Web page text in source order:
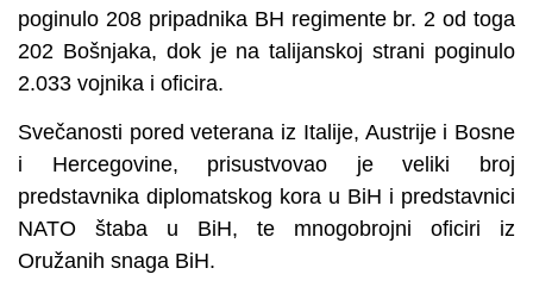
poginulo 208 pripadnika BH regimente br. 2 od toga
202 Bošnjaka, dok je na talijanskoj strani poginulo
2.033 vojnika i oficira.
Svečanosti pored veterana iz Italije, Austrije i Bosne
i Hercegovine, prisustvovao je veliki broj
predstavnika diplomatskog kora u BiH i predstavnici
NATO štaba u BiH, te mnogobrojni oficiri iz
Oružanih snaga BiH.